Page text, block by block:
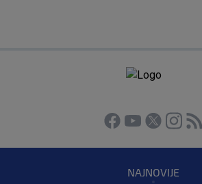
NAJNOVIJE